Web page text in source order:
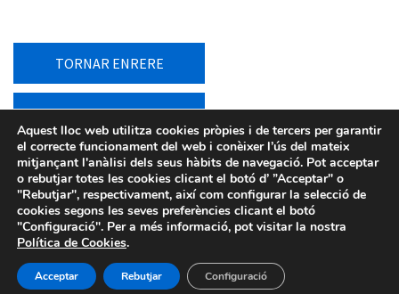
TORNAR ENRERE
TORNAR AL LLISTAT
Avís legal-Política de privacitat
Sistema intern d’informació- Barcelona d'Infraestructures
Municipals - 2026
Aquest lloc web utilitza cookies pròpies i de tercers per garantir
el correcte funcionament del web i conèixer l’ús del mateix
mitjançant l'anàlisi dels seus hàbits de navegació. Pot acceptar
o rebutjar totes les cookies clicant el botó d’ ”Acceptar" o
"Rebutjar", respectivament, així com configurar la selecció de
cookies segons les seves preferències clicant el botó
"Configuració". Per a més informació, pot visitar la nostra
Política de Cookies.
Acceptar Rebutjar Configuració